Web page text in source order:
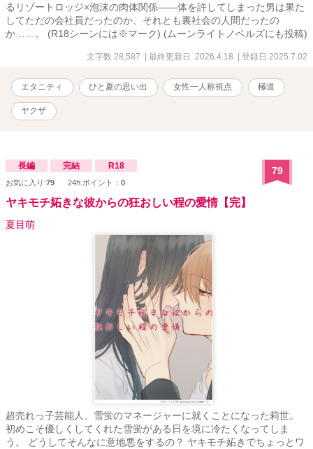
るリゾートロッジ×泡沫の肉体関係――体を許してしまった男は果た
してただの会社員だったのか、それとも裏社会の人間だったの
か……。 (R18シーンには※マーク) (ムーンライトノベルズにも投稿)
文字数 28,587 | 最終更新日 2026.4.18 | 登録日 2025.7.02
エタニティ ひと夏の思い出 女性一人称視点 極道
ヤクザ
長編 完結 R18
お気に入り:79 24h.ポイント： 0
79
ヤキモチ妬きな彼からの狂おしい程の愛情【完】
夏目萌
超売れっ子芸能人、雪蛍のマネージャーに就くことになった莉世。
初めこそ優しくしてくれた雪蛍がある日を境に冷たくなってしま
う。 どうしてそんなに意地悪をするの？ ヤキモチ妬きでちょっとワ